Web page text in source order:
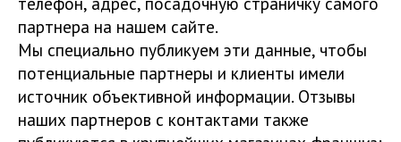
партнера на нашем сайте.
Мы специально публикуем эти данные, чтобы
потенциальные партнеры и клиенты имели
источник объективной информации. Отзывы
наших партнеров с контактами также